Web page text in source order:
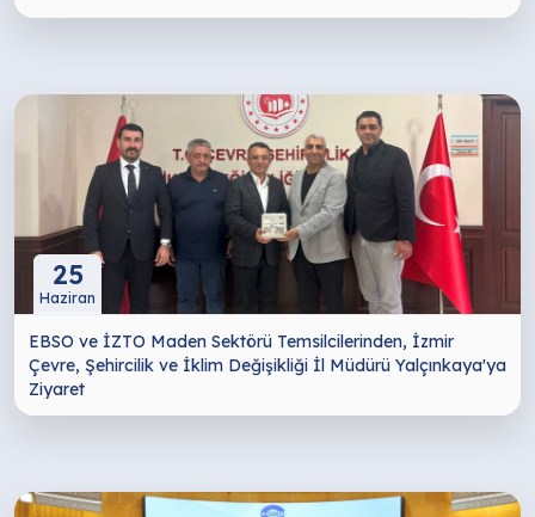
25
Haziran
EBSO ve İZTO Maden Sektörü Temsilcilerinden, İzmir
Çevre, Şehircilik ve İklim Değişikliği İl Müdürü Yalçınkaya'ya
Ziyaret